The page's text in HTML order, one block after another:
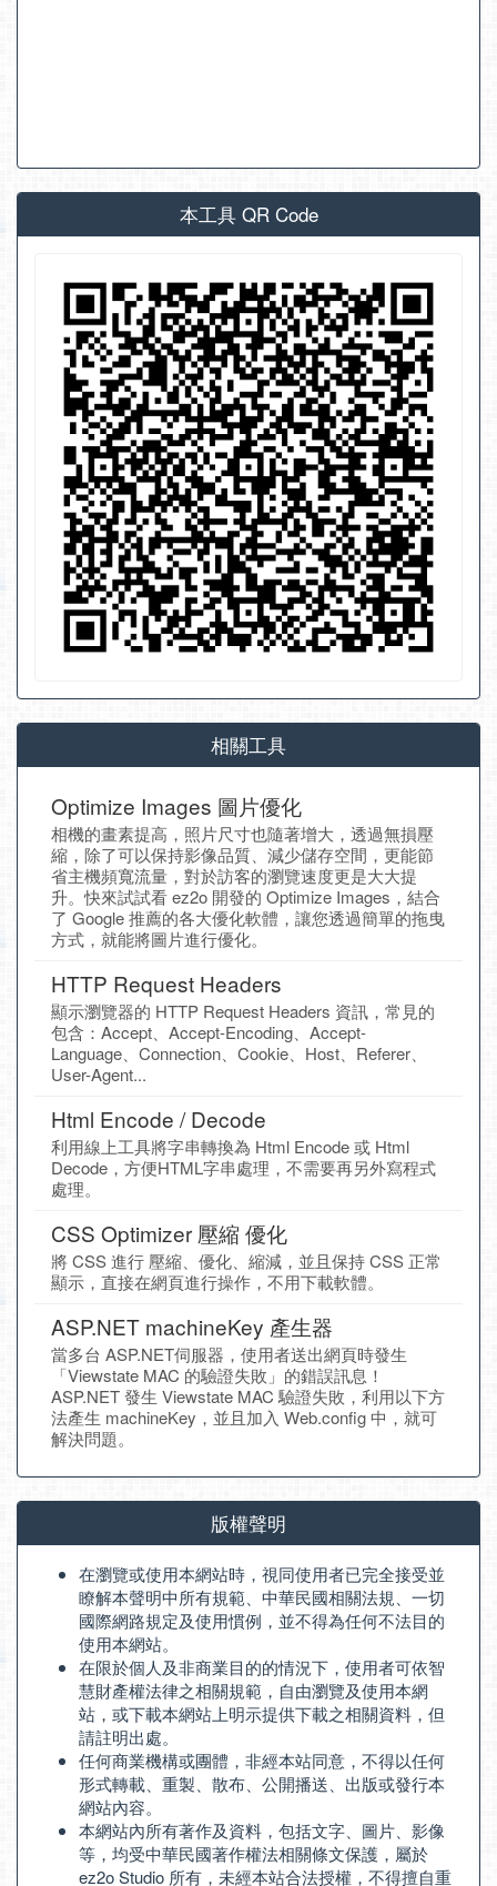
本工具 QR Code
相關工具
Optimize Images 圖片優化
相機的畫素提高，照片尺寸也隨著增大，透過無損壓
縮，除了可以保持影像品質、減少儲存空間，更能節
省主機頻寬流量，對於訪客的瀏覽速度更是大大提
升。快來試試看 ez2o 開發的 Optimize Images，結合
了 Google 推薦的各大優化軟體，讓您透過簡單的拖曳
方式，就能將圖片進行優化。
HTTP Request Headers
顯示瀏覽器的 HTTP Request Headers 資訊，常見的
包含：Accept、Accept-Encoding、Accept-
Language、Connection、Cookie、Host、Referer、
User-Agent...
Html Encode / Decode
利用線上工具將字串轉換為 Html Encode 或 Html
Decode，方便HTML字串處理，不需要再另外寫程式
處理。
CSS Optimizer 壓縮 優化
將 CSS 進行 壓縮、優化、縮減，並且保持 CSS 正常
顯示，直接在網頁進行操作，不用下載軟體。
ASP.NET machineKey 產生器
當多台 ASP.NET伺服器，使用者送出網頁時發生
「Viewstate MAC 的驗證失敗」的錯誤訊息！
ASP.NET 發生 Viewstate MAC 驗證失敗，利用以下方
法產生 machineKey，並且加入 Web.config 中，就可
解決問題。
版權聲明
在瀏覽或使用本網站時，視同使用者已完全接受並
瞭解本聲明中所有規範、中華民國相關法規、一切
國際網路規定及使用慣例，並不得為任何不法目的
使用本網站。
在限於個人及非商業目的的情況下，使用者可依智
慧財產權法律之相關規範，自由瀏覽及使用本網
站，或下載本網站上明示提供下載之相關資料，但
請註明出處。
任何商業機構或團體，非經本站同意，不得以任何
形式轉載、重製、散布、公開播送、出版或發行本
網站內容。
本網站內所有著作及資料，包括文字、圖片、影像
等，均受中華民國著作權法相關條文保護，屬於
ez2o Studio 所有，未經本站合法授權，不得擅自重